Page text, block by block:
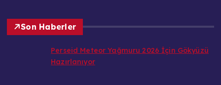
Son Haberler
Perseid Meteor Yağmuru 2026 İçin Gökyüzü
Hazırlanıyor